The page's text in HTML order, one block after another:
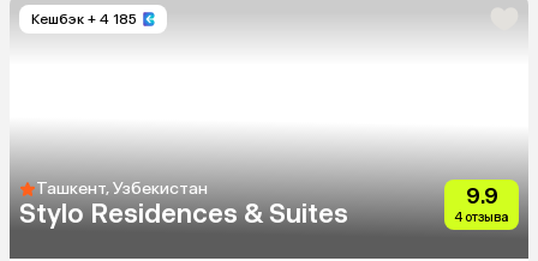
Кешбэк + 4 185
Ташкент, Узбекистан
Stylo Residences & Suites
9.9
4 отзыва